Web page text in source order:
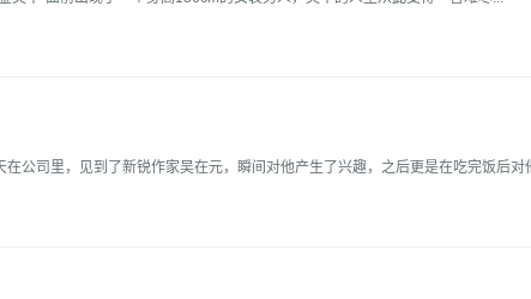
公司里，见到了新锐作家吴在元，瞬间对他产生了兴趣，之后更是在吃完饭后对